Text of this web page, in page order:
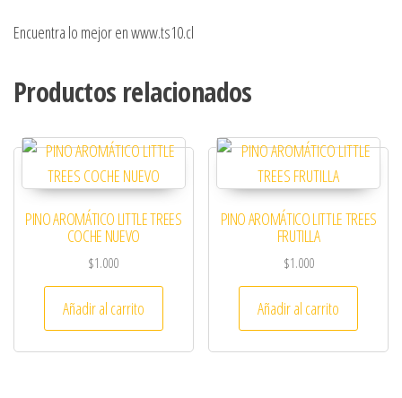
Encuentra lo mejor en www.ts10.cl
Productos relacionados
PINO AROMÁTICO LITTLE TREES
COCHE NUEVO
$1.000
Añadir al carrito
PINO AROMÁTICO LITTLE TREES
FRUTILLA
$1.000
Añadir al carrito